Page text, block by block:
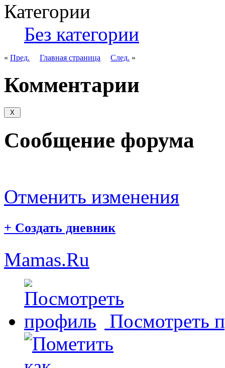
Категории
Без категории
« Пред. Главная страница След. »
Комментарии
Сообщение форума
Отменить изменения
+ Создать дневник
Mamas.Ru
Посмотреть